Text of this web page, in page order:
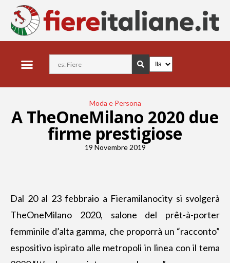
Moda e Persona
A TheOneMilano 2020 due
firme prestigiose
19 Novembre 2019
Dal 20 al 23 febbraio a Fieramilanocity si svolgerà
TheOneMilano 2020, salone del prêt-à-porter
femminile d’alta gamma, che proporrà un “racconto”
espositivo ispirato alle metropoli in linea con il tema